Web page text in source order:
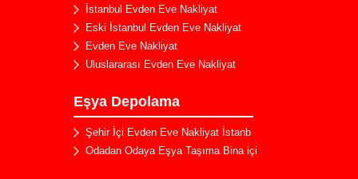
İstanbul Evden Eve Nakliyat
Eski İstanbul Evden Eve Nakliyat
Evden Eve Nakliyat
Uluslararası Evden Eve Nakliyat
Eşya Depolama
Şehir İçi Evden Eve Nakliyat İstanb
Odadan Odaya Eşya Taşıma Bina içi